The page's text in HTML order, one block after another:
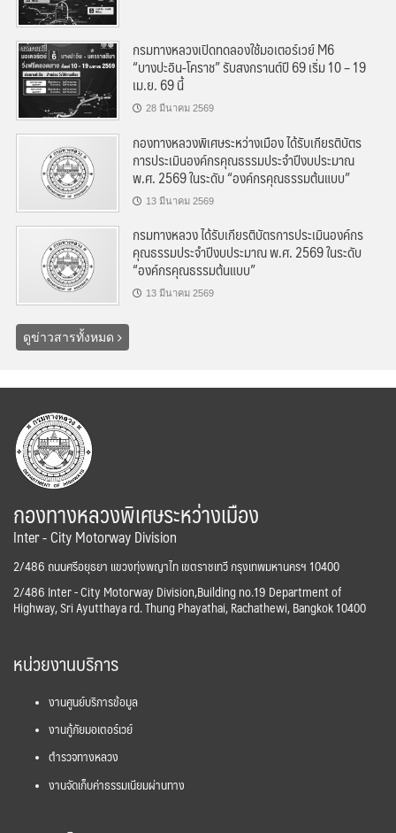
กรมทางหลวงเปิดทดลองใช้มอเตอร์เวย์ M6
“บางปะอิน-โคราช” รับสงกรานต์ปี 69 เริ่ม 10 – 19
เม.ย. 69 นี้
28 มีนาคม 2569
กองทางหลวงพิเศษระหว่างเมือง ได้รับเกียรติบัตร
การประเมินองค์กรคุณธรรมประจำปีงบประมาณ
พ.ศ. 2569 ในระดับ “องค์กรคุณธรรมต้นแบบ”
13 มีนาคม 2569
กรมทางหลวง ได้รับเกียรติบัตรการประเมินองค์กร
คุณธรรมประจำปีงบประมาณ พ.ศ. 2569 ในระดับ
“องค์กรคุณธรรมต้นแบบ”
13 มีนาคม 2569
ดูข่าวสารทั้งหมด
กองทางหลวงพิเศษระหว่างเมือง
Inter - City Motorway Division
2/486 ถนนศรีอยุธยา แขวงทุ่งพญาไท เขตราชเทวี กรุงเทพมหานครฯ 10400
2/486 Inter - City Motorway Division,Building no.19 Department of
Highway, Sri Ayutthaya rd. Thung Phayathai, Rachathewi, Bangkok 10400
หน่วยงานบริการ
งานศูนย์บริการข้อมูล
งานกู้ภัยมอเตอร์เวย์
ตำรวจทางหลวง
งานจัดเก็บค่าธรรมเนียมผ่านทาง